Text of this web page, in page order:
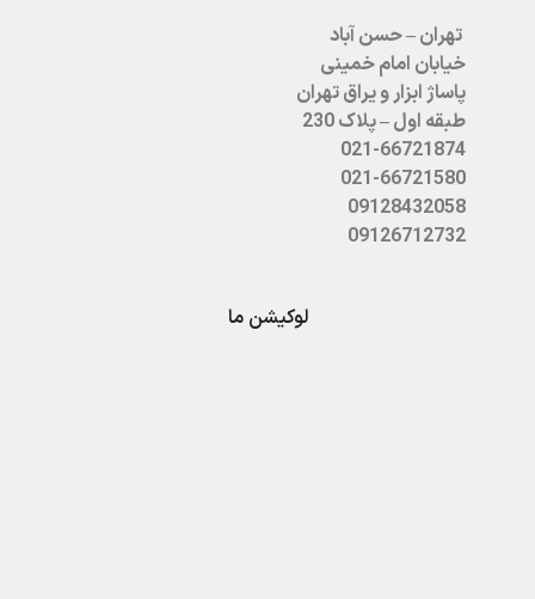
تهران – حسن آباد
خیابان امام خمینی
پاساژ ابزار و یراق تهران
طبقه اول – پلاک 230
021-66721874
021-66721580
09128432058
09126712732
لوکیشن ما